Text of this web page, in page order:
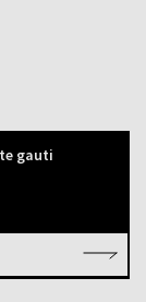
gauti